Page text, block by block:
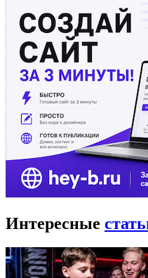
Интересные